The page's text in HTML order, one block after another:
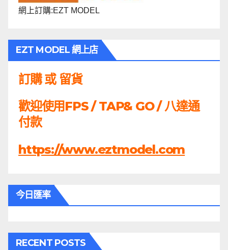
網上訂購:EZT MODEL
EZT MODEL 網上店
訂購 或 留貨
歡迎使用FPS / TAP& GO / 八達通
付款
https://www.eztmodel.com
今日匯率
RECENT POSTS